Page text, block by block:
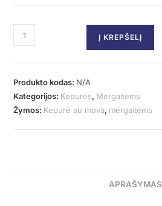
Į KREPŠELĮ
Produkto kodas: N/A
Kategorijos: Kepurės, Mergaitėms
Žymos: Kepurė su mova, mergaitėms
APRAŠYMAS